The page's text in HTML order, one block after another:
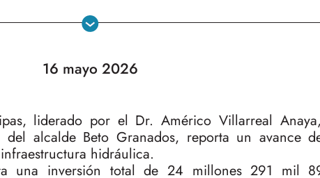
16 mayo 2026
liderado por el Dr. Américo Villarreal
alcalde Beto Granados, reporta un avance
hidráulica.
una inversión total de 24 millones 291 mil